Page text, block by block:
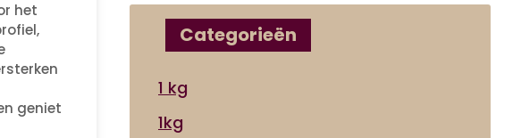
het
geniet
Categorieën
1 kg
1kg